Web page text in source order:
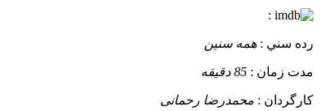
:
رده سني : همه سنین
مدت زمان : 85 دقیقه
کارگردان : محمدرضا رحمانی